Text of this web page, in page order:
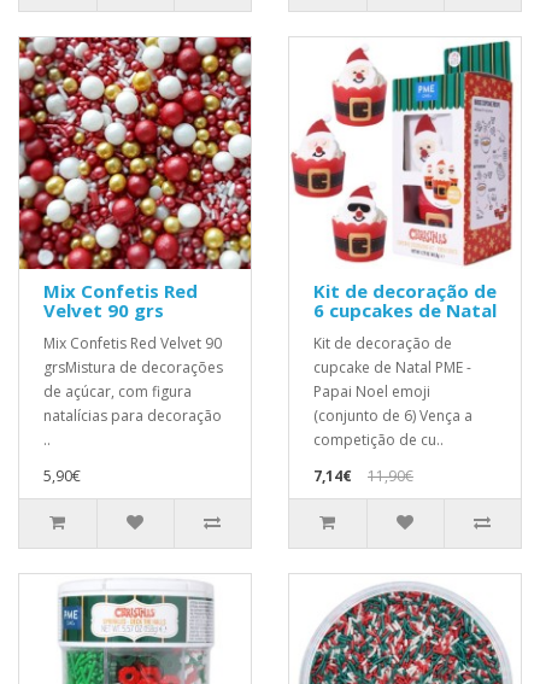
Mix Confetis Red
Velvet 90 grs
Mix Confetis Red Velvet 90
grsMistura de decorações
de açúcar, com figura
natalícias para decoração
..
5,90€
Kit de decoração de
6 cupcakes de Natal
Kit de decoração de
cupcake de Natal PME -
Papai Noel emoji
(conjunto de 6) Vença a
competição de cu..
7,14€
11,90€